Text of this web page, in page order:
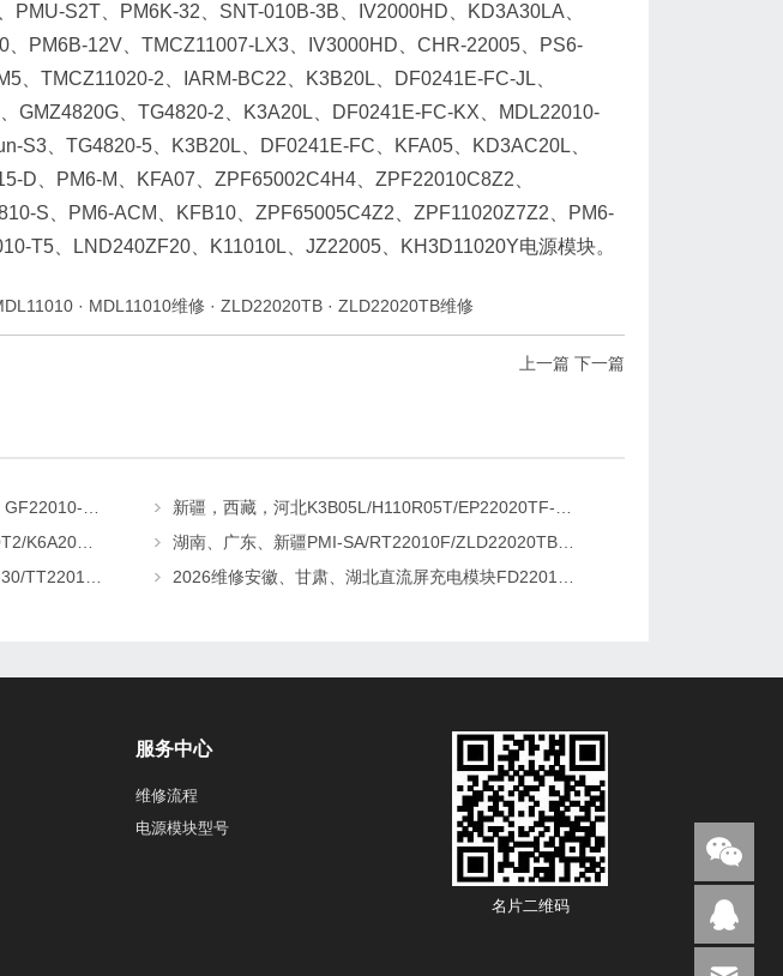
PMU-S2T、PM6K-32、SNT-010B-3B、IV2000HD、KD3A30LA、
、PM6B-12V、TMCZ11007-LX3、IV3000HD、CHR-22005、PS6-
、TMCZ11020-2、IARM-BC22、K3B20L、DF0241E-FC-JL、
GMZ4820G、TG4820-2、K3A20L、DF0241E-FC-KX、MDL22010-
S3、TG4820-5、K3B20L、DF0241E-FC、KFA05、KD3AC20L、
D、PM6-M、KFA07、ZPF65002C4H4、ZPF22010C8Z2、
S、PM6-ACM、KFB10、ZPF65005C4Z2、ZPF11020Z7Z2、PM6-
T5、LND240ZF20、K11010L、JZ22005、KH3D11020Y电源模块。
· MDL11010维修 · ZLD22020TB · ZLD22020TB维修
上一篇 下一篇
湖南、广东、新疆PMI-SA/RT22010F/ZLD22020TB电源模块维修更换
服务中心
维修流程
电源模块型号
名片二维码